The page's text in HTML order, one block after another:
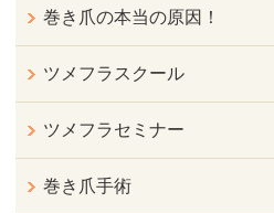
巻き爪の本当の原因！
ツメフラスクール
ツメフラセミナー
巻き爪手術